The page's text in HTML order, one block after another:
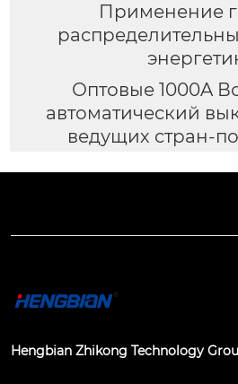
Применение
Оптовые 1000A
автоматический
ведущих стран-
Hengbian Zhikong Technology